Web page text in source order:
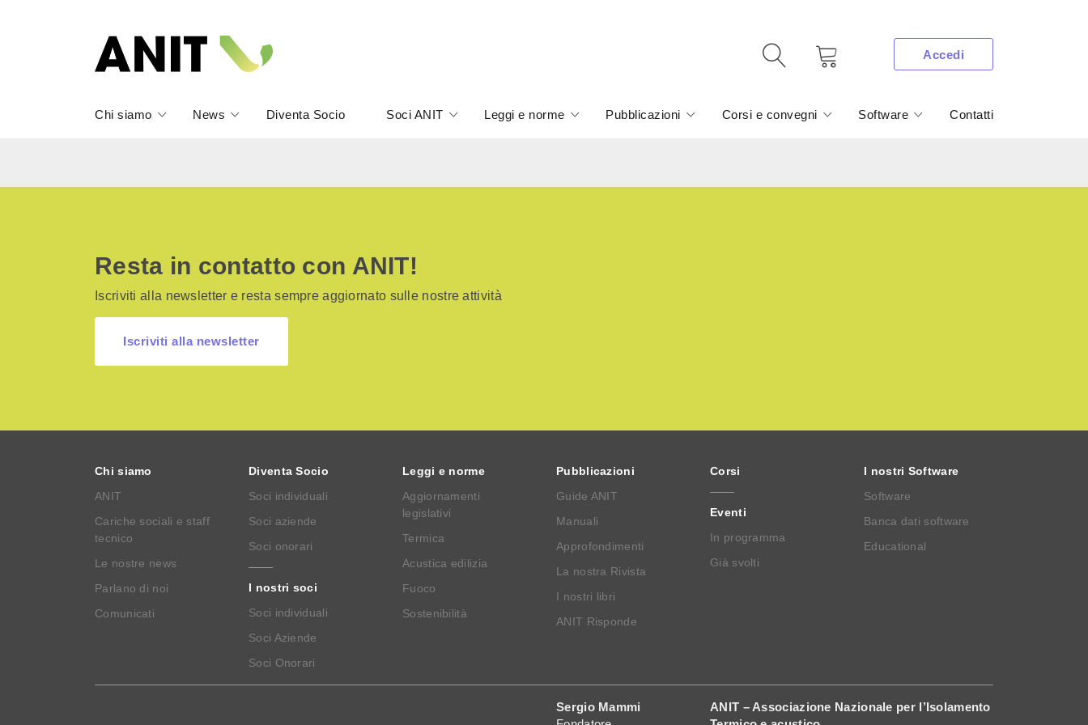
Accedi
Chi siamo News Diventa Socio Soci ANIT Leggi e norme Pubblicazioni Corsi e convegni Software Contatti
Resta in contatto con ANIT!
Iscriviti alla newsletter e resta sempre aggiornato sulle nostre attività
Iscriviti alla newsletter
Chi siamo
ANIT
Cariche sociali e staff
tecnico
Le nostre news
Parlano di noi
Comunicati
Diventa Socio
Soci individuali
Soci aziende
Soci onorari
I nostri soci
Soci individuali
Soci Aziende
Soci Onorari
Leggi e norme
Aggiornamenti
legislativi
Termica
Acustica edilizia
Fuoco
Sostenibilità
Pubblicazioni
Guide ANIT
Manuali
Approfondimenti
La nostra Rivista
I nostri libri
ANIT Risponde
Corsi
Eventi
In programma
Già svolti
I nostri Software
Software
Banca dati software
Educational
Sergio Mammi
ANIT – Associazione Nazionale per l’Isolamento